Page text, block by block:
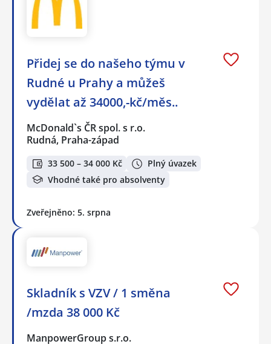
Přidej se do našeho týmu v
Rudné u Prahy a můžeš
vydělat až 34000,-kč/měs..
McDonald`s ČR spol. s r.o.
Rudná, Praha-západ
33 500 – 34 000 Kč
Plný úvazek
Vhodné také pro absolventy
Zveřejněno: 5. srpna
Skladník s VZV / 1 směna
/mzda 38 000 Kč
ManpowerGroup s.r.o.